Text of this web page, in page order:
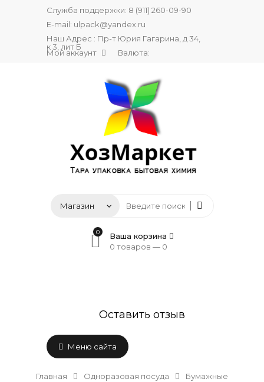
Служба поддержки: 8 (911) 260-09-90
E-mail: ulpack@yandex.ru
Наш Адрес : Пр-т Юрия Гагарина, д 34,
к 3, лит Б
Мой аккаунт Валюта:
0
Ваша корзина
0 товаров — 0
Оставить отзыв
Меню сайта
Главная Одноразовая посуда
Бумажные